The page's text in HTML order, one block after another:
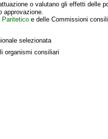
o valutano gli effetti delle
approvazione.
Paritetico e delle Commissioni
selezionata
organismi consiliari